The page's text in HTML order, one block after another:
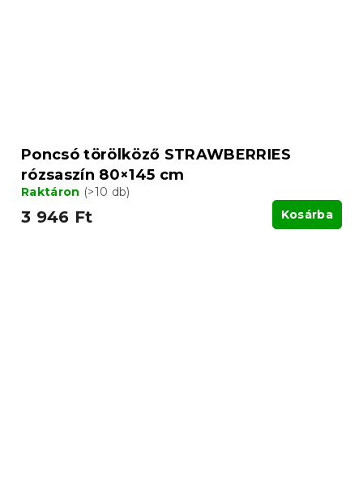
Poncsó törölköző STRAWBERRIES
rózsaszín 80×145 cm
Raktáron (>10 db)
3 946 Ft Kosárba